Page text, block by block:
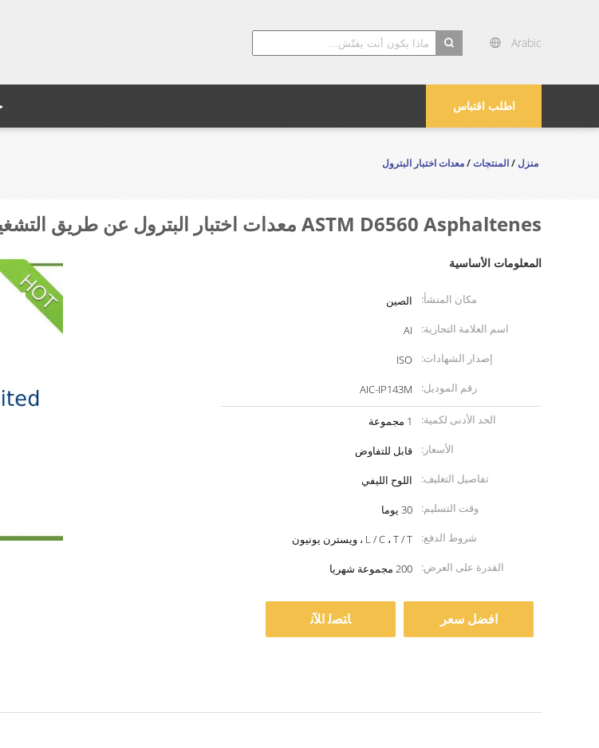
Arabic
اطلب اقتباس
منزل/المنتجات/معدات اختبار البترول
ASTM D6560 Asphaltenes معدات اختبار البترول عن طريق التشغيل اليدوي
المعلومات الأساسية
مكان المنشأ:
الصين
اسم العلامة التجارية:
AI
إصدار الشهادات:
ISO
رقم الموديل:
AIC-IP143M
الحد الأدنى لكمية:
1 مجموعة
الأسعار:
قابل للتفاوض
تفاصيل التغليف:
اللوح الليفي
وقت التسليم:
30 يوما
شروط الدفع:
L / C ، T / T ، ويسترن يونيون
القدرة على العرض:
200 مجموعة شهريا
افضل سعر ﺎﺘﺼﻟ ﺍﻶﻧ